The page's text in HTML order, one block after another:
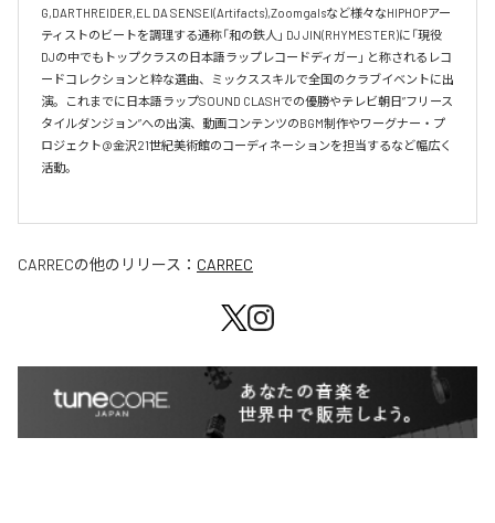
G,DARTHREIDER,EL DA SENSEI(Artifacts),Zoomgalsなど様々なHIPHOPアー
ティストのビートを調理する通称「和の鉄人」 DJ JIN(RHYMESTER)に「現役
DJの中でもトップクラスの日本語ラップレコードディガー」 と称されるレコ
ードコレクションと粋な選曲、ミックススキルで全国のクラブイベントに出
演。これまでに日本語ラップSOUND CLASHでの優勝やテレビ朝日”フリース
タイルダンジョン”への出演、動画コンテンツのBGM制作やワーグナー・プ
ロジェクト@金沢21世紀美術館のコーディネーションを担当するなど幅広く
活動。
CARRECの他のリリース： CARREC